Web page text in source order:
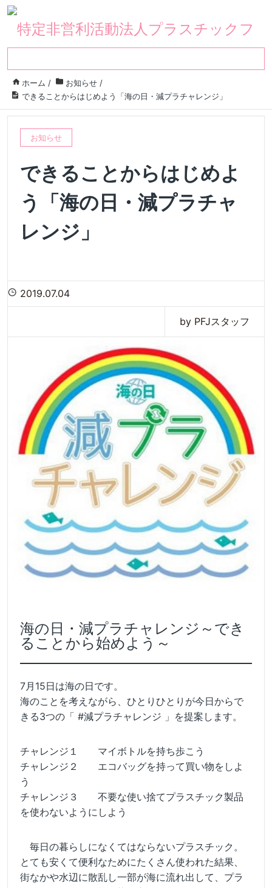
ホーム / お知らせ /
できることからはじめよう「海の日・減プラチャレンジ」
お知らせ
できることからはじめよ
う「海の日・減プラチャ
レンジ」
2019.07.04
by PFJスタッフ
海の日・減プラチャレンジ～でき
ることから始めよう～
7月15日は海の日です。
海のことを考えながら、ひとりひとりが今日からで
きる3つの「 #減プラチャレンジ 」を提案します。
チャレンジ１ マイボトルを持ち歩こう
チャレンジ２ エコバッグを持って買い物をしよ
う
チャレンジ３ 不要な使い捨てプラスチック製品
を使わないようにしよう
毎日の暮らしになくてはならないプラスチック。
とても安くて便利なためにたくさん使われた結果、
街なかや水辺に散乱し一部が海に流れ出して、プラ